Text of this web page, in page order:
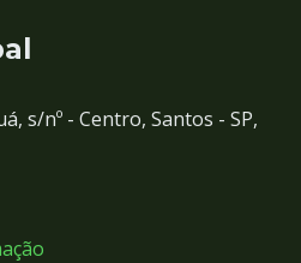
s/nº - Centro, Santos - SP,